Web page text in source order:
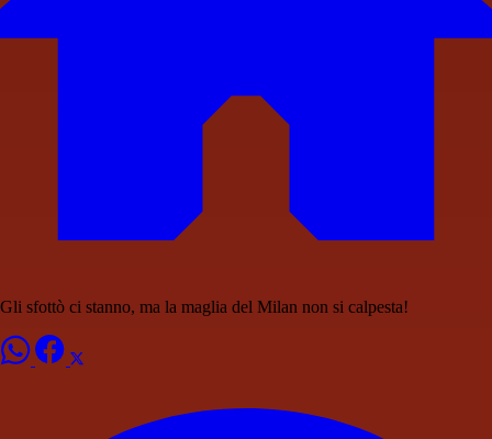
Gli sfottò ci stanno, ma la maglia del Milan non si calpesta!